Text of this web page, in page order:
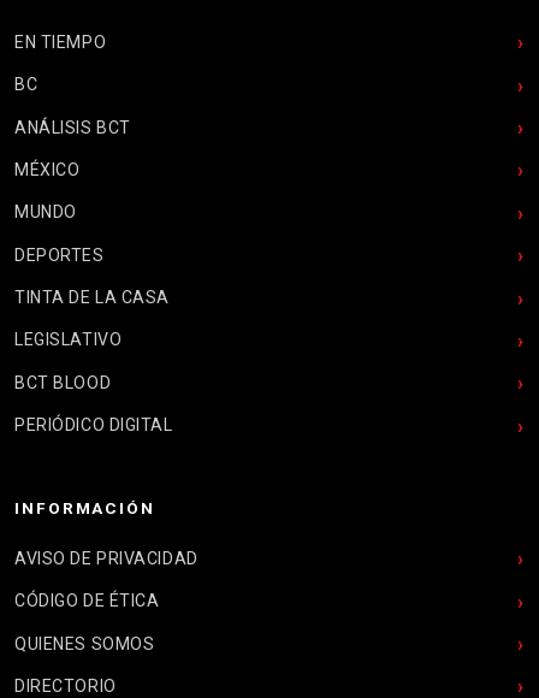
EN TIEMPO
BC
ANÁLISIS BCT
MÉXICO
MUNDO
DEPORTES
TINTA DE LA CASA
LEGISLATIVO
BCT BLOOD
PERIÓDICO DIGITAL
INFORMACIÓN
AVISO DE PRIVACIDAD
CÓDIGO DE ÉTICA
QUIENES SOMOS
DIRECTORIO